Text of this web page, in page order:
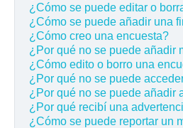
¿Cómo se puede editar o
¿Cómo se puede añadir una
¿Cómo creo una encuesta?
¿Por qué no se puede añadir
¿Cómo edito o borro una
¿Por qué no se puede
¿Por qué no se puede añadir
¿Por qué recibí una
¿Cómo se puede reportar un